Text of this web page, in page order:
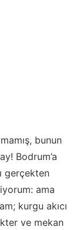
bunun
Bodrum’a
gerçekten
ama
kurgu akıcı
ve mekan